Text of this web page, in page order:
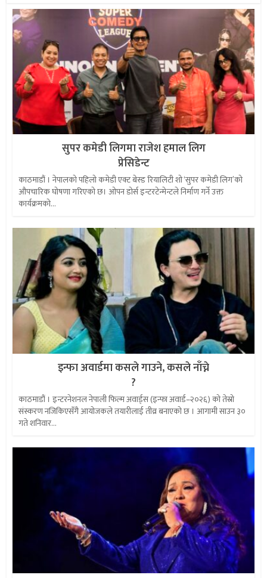
सुपर कमेडी लिगमा राजेश हमाल लिग
प्रेसिडेन्ट
काठमाडौं । नेपालको पहिलो कमेडी एक्ट बेस्ड रियालिटी शो ‘सुपर कमेडी लिग’को
औपचारिक घोषणा गरिएको छ। ओपन डोर्स इन्टरटेन्मेन्टले निर्माण गर्ने उक्त
कार्यक्रमको...
इन्फा अवार्डमा कसले गाउने, कसले नाँच्ने
?
काठमाडौं । इन्टरनेशनल नेपाली फिल्म अवार्ड्स (इन्फा अवार्ड–२०२६) को तेस्रो
संस्करण नजिकिएसँगै आयोजकले तयारीलाई तीव्र बनाएको छ । आगामी साउन ३०
गते शनिवार...